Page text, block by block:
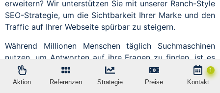
erweitern? Wir unterstützen Sie mit unserer Ranch-Style
SEO-Strategie, um die Sichtbarkeit Ihrer Marke und den
Traffic auf Ihrer Webseite spürbar zu steigern.
Während Millionen Menschen täglich Suchmaschinen
nutzen, um Antworten auf ihre Fragen zu finden, ist es
entscheidend, dass Ihre Inhalte genau auf die
Suchintentionen Ihrer Zielgruppe abgestimmt sind.
Aktion Referenzen Strategie Preise Kontakt